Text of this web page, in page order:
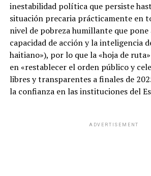
inestabilidad política que persiste
situación precaria prácticamente en
nivel de pobreza humillante que pone
capacidad de acción y la inteligencia
haitiano»), por lo que la «hoja de
en «restablecer el orden público y
libres y transparentes a finales de
la confianza en las instituciones del
ADVERTISEMENT